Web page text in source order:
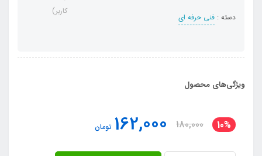
دسته : فنی حرفه ای
کاربر)
ویژگی‌های محصول
10%
180,000
162,000 تومان